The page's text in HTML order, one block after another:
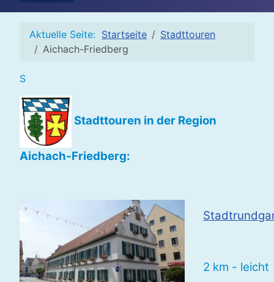
Aktuelle Seite: Startseite
Stadttouren
Aichach-Friedberg
S
Stadttouren in der Region
Aichach-Friedberg:
2 km - leicht